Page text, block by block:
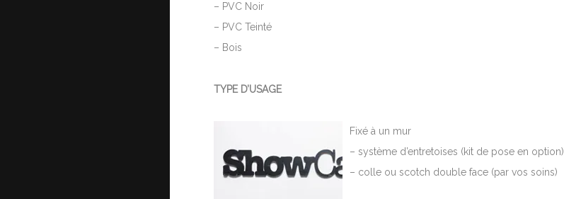
– PVC Noir
– PVC Teinté
– Bois
TYPE D’USAGE
Fixé à un mur
– système d’entretoises (kit de pose en option)
– colle ou scotch double face (par vos soins)